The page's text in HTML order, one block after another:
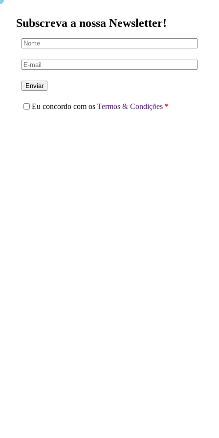
Subscreva a nossa Newsletter!
Enviar
Eu concordo com osTermos & Condições *